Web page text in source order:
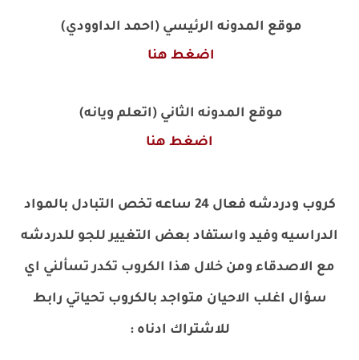
موقع المدونه الرئيسي (احمد الداوودي)
اضغط هنا
موقع المدونه الثاني (اتعلم ويانه)
اضغط هنا
كروب ودردشه فعال 24 ساعه تخص التبادل بالمواد
الدراسيه وفيد واستفاد بعض التغيير للجو للدردشه
مع الاصدقاء ومن خلال هذا الكروب تكدر تسألني اي
سؤال اغلب الاحيان متواجد بالكروب تحياتي رابط
للاشتراك ادناه: